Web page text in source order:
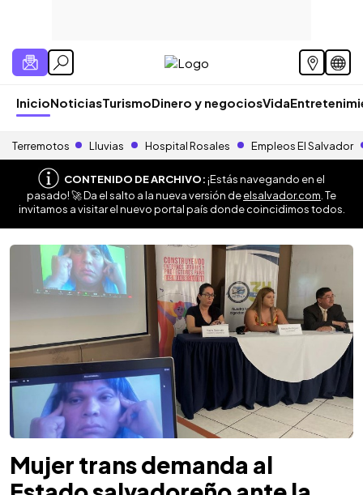
InicioNoticiasTurismoDinero y negociosVida
Terremotos Lluvias Hospital Rosales Empleos El Salvador
CONTENIDO DE ARCHIVO:¡Estás navegando en el
pasado! 🚀 Da el salto a la nueva versión deelsalvador.com . Te
invitamos a visitar el nuevo portal país donde coincidimos todos.
Mujer trans demanda al